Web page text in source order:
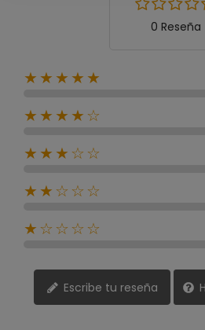
0 Reseña
★★★★★
★★★★☆
★★★☆☆
★★☆☆☆
★☆☆☆☆
Escribe tu reseña